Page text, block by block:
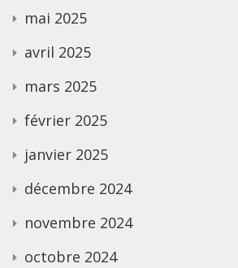
mai 2025
avril 2025
mars 2025
février 2025
janvier 2025
décembre 2024
novembre 2024
octobre 2024